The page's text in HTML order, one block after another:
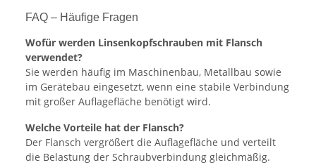
FAQ – Häufige Fragen
Wofür werden Linsenkopfschrauben mit Flansch
verwendet?
Sie werden häufig im Maschinenbau, Metallbau sowie
im Gerätebau eingesetzt, wenn eine stabile Verbindung
mit großer Auflagefläche benötigt wird.
Welche Vorteile hat der Flansch?
Der Flansch vergrößert die Auflagefläche und verteilt
die Belastung der Schraubverbindung gleichmäßig.